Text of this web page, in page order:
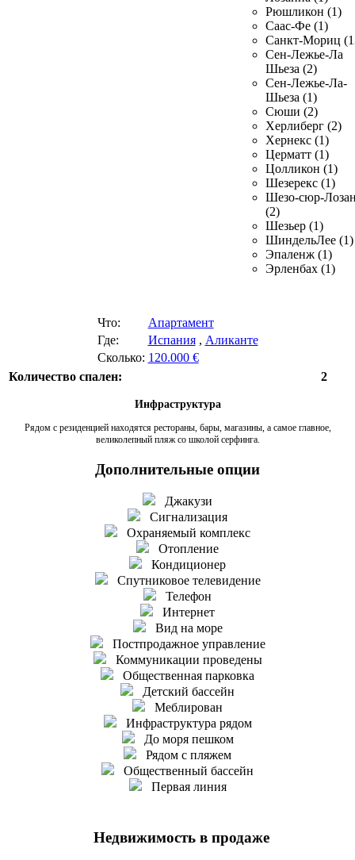
Рюшликон (1)
Саас-Фе (1)
Санкт-Мориц
Сен-Лежье-Ла
Шьеза (2)
Сен-Лежье-Ла-
Шьеза (1)
Сюши (2)
Херлиберг (2)
Хернекс (1)
Церматт (1)
Цолликон (1)
Шезерекс (1)
Шезо-сюр-
(2)
Шезьер (1)
ШиндельЛее (1)
Эпаленж (1)
Эрленбах (1)
Что:
Апартамент
Где:
Испания, Аликанте
Сколько: 120.000 €
Количество спален:
2
Инфраструктура
Рядом с резиденцией находятся рестораны, бары, магазины, а самое главное,
великолепный пляж со школой серфинга.
Дополнительные опции
Джакузи
Сигнализация
Охраняемый комплекс
Отопление
Кондиционер
Спутниковое телевидение
Телефон
Интернет
Вид на море
Постпродажное управление
Коммуникации проведены
Общественная парковка
Детский бассейн
Меблирован
Инфраструктура рядом
До моря пешком
Рядом с пляжем
Общественный бассейн
Первая линия
Недвижимость в продаже